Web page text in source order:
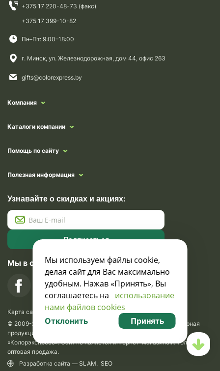
+375 17 220-48-73 (факс)
+375 17 399-10-82
Пн–Пт: 9:00–18:00
г. Минск, ул. Железнодорожная, дом 44, офис 263
gifts@colorexpress.by
Компания
Каталоги компании
Помощь по сайту
Полезная информация
Узнавайте о скидках и акциях:
Подписаться
Мы в социальных сетях
Карта сайта
© 2009-2026 Krasavik.by. Сувениры оптом. Рекламно-сувенирная
продукция и сувениры с логотипом. УНН 100873745, ООО
«Колорэкспресс». Сайт не является интернет-магазином. Только
оптовая продажа.
Разработка сайта — SLAM. SEO
Мы используем файлы cookie,
делая сайт для Вас максимально
удобным. Нажав «Принять», Вы
соглашаетесь на использование
нами файлов cookies
Отклонить Принять